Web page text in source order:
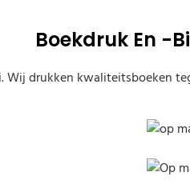
Boekdruk En -
Wij drukken kwaliteitsboeken